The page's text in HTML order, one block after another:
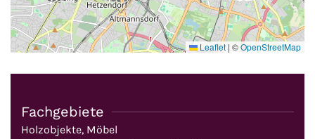
Leaflet | ©OpenStreetMap
Fachgebiete
Holzobjekte, Möbel